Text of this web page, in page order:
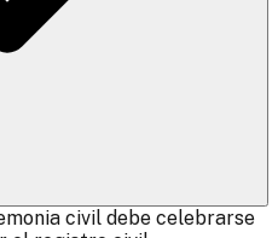
civil debe celebrarse